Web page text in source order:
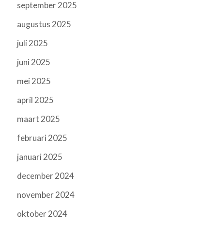
september 2025
augustus 2025
juli 2025
juni 2025
mei 2025
april 2025
maart 2025
februari 2025
januari 2025
december 2024
november 2024
oktober 2024